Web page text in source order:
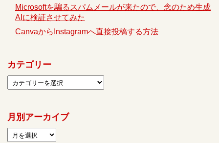
Microsoftを騙るスパムメールが来たので、念のため生成
AIに検証させてみた
CanvaからInstagramへ直接投稿する方法
カテゴリー
月別アーカイブ